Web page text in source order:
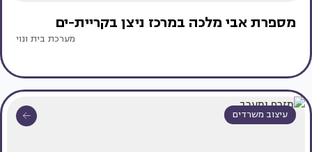
מספרת אבי מלכה במרכז ניצן בקריית-ים
מערכת בית ונוי
עיצוב משרדים